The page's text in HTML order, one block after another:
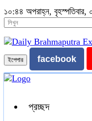
১০:৪৪ অপরাহ্ন, বৃহস্পতিবার,
ইপেপার facebook
প্রচ্ছদ